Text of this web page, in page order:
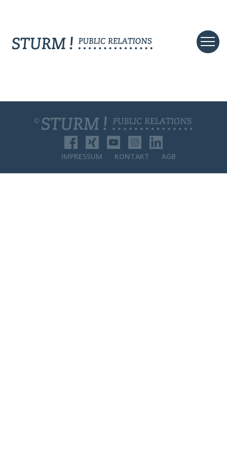
©
IMPRESSUM KONTAKT AGB